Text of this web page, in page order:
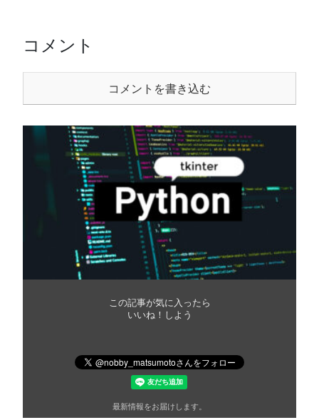
コメント
コメントを書き込む
この記事が気に入ったら
いいね！しよう
最新情報をお届けします。